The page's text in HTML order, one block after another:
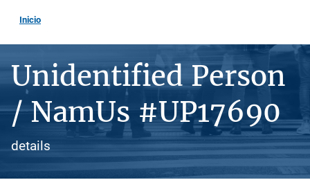
Inicio
Unidentified Person
/ NamUs #UP17690
details